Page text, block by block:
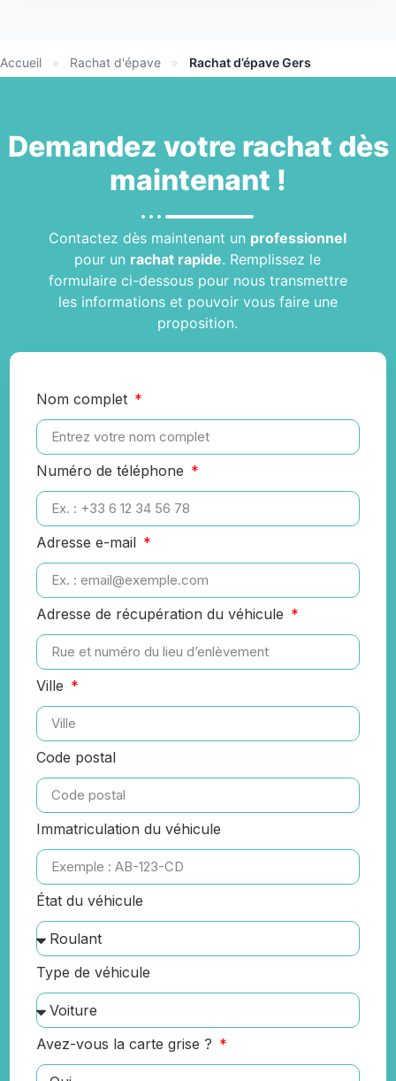
Accueil » Rachat d'épave » Rachat d’épave Gers
Demandez votre rachat dès
maintenant !
Contactez dès maintenant un professionnel
pour un rachat rapide. Remplissez le
formulaire ci-dessous pour nous transmettre
les informations et pouvoir vous faire une
proposition.
Nom complet
Numéro de téléphone
Adresse e-mail
Adresse de récupération du véhicule
Ville
Code postal
Immatriculation du véhicule
État du véhicule
Type de véhicule
Avez-vous la carte grise ?